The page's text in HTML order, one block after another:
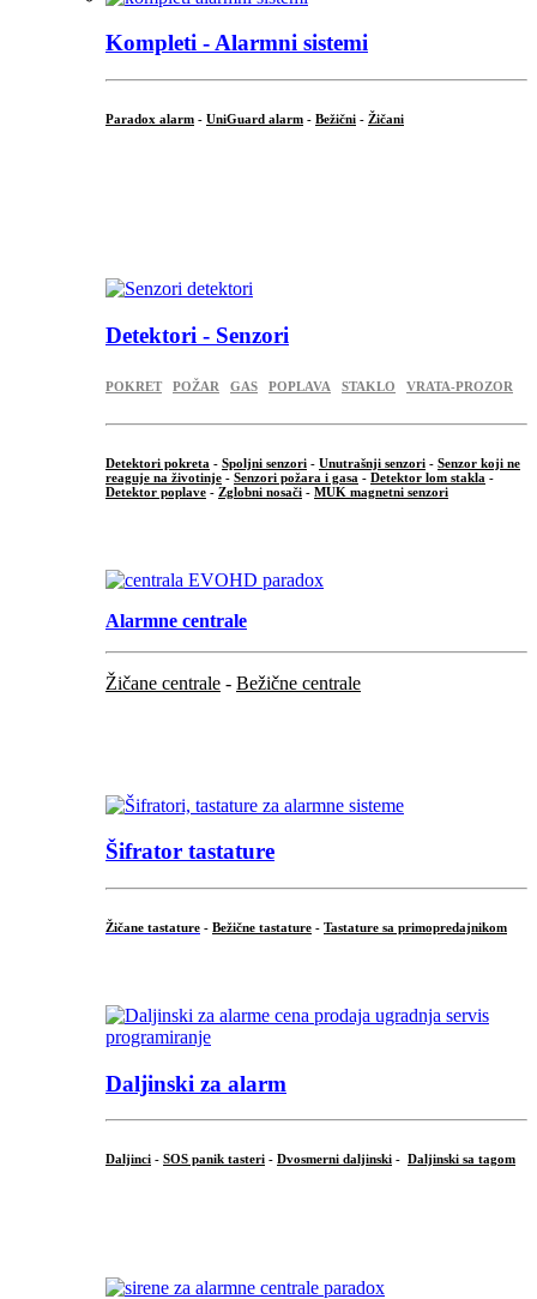
Kompleti - Alarmni sistemi
Paradox alarm - UniGuard alarm - Bežični - Žičani
Detektori - Senzori
POKRET POŽAR GAS POPLAVA STAKLO VRATA-PROZOR
Detektori pokreta - Spoljni senzori - Unutrašnji senzori - Senzor koji ne
reaguje na životinje - Senzori požara i gasa - Detektor lom stakla -
Detektor poplave - Zglobni nosači - MUK magnetni senzori
Alarmne centrale
Žičane centrale - Bežične centrale
Šifrator tastature
Žičane tastature - Bežične tastature - Tastature sa primopredajnikom
Daljinski za alarm
Daljinci - SOS panik tasteri - Dvosmerni daljinski - Daljinski sa tagom